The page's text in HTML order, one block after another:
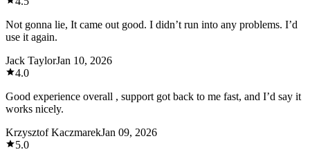
Not gonna lie, It came out good. I didn’t run into any problems. I’d
use it again.
Jack TaylorJan 10, 2026
4.0
Good experience overall , support got back to me fast, and I’d say it
works nicely.
Krzysztof KaczmarekJan 09, 2026
5.0